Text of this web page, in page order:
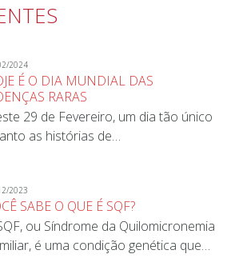
2024
É O DIA MUNDIAL DAS
RARAS
29 de Fevereiro, um dia tão único
as histórias de…
2023
SABE O QUE É SQF?
ou Síndrome da Quilomicronemia
é uma condição genética que…